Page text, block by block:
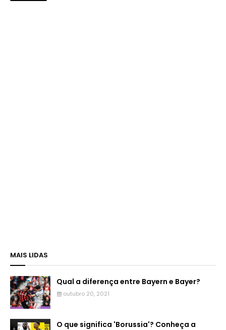
MAIS LIDAS
Qual a diferença entre Bayern e Bayer?
outubro 20, 2021
O que significa 'Borussia'? Conheça a